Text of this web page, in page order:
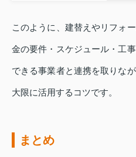
このように、建替えやリフォ
金の要件・スケジュール・工
できる事業者と連携を取りな
大限に活用するコツです。
まとめ